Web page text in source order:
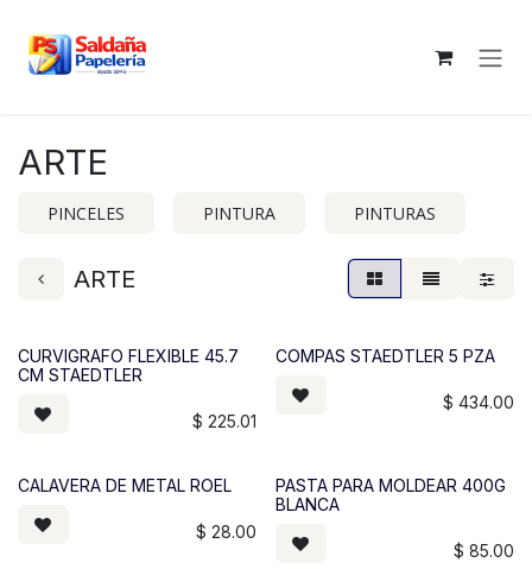
ARTE
PINCELES PINTURA PINTURAS
ARTE
CURVIGRAFO FLEXIBLE 45.7
CM STAEDTLER
$ 225.01
COMPAS STAEDTLER 5 PZA
$ 434.00
CALAVERA DE METAL ROEL
$ 28.00
PASTA PARA MOLDEAR 400G
BLANCA
$ 85.00